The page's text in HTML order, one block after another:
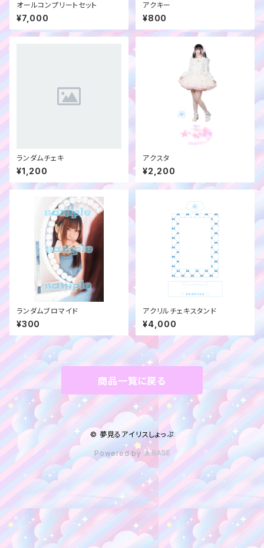
オールコンプリートセット
¥7,000
アクキー
¥800
ランダムチェキ
¥1,200
アクスタ
¥2,200
ランダムブロマイド
¥300
アクリルチェキスタンド
¥4,000
商品一覧に戻る
© 夢見るアイリスしょっぷ
Powered by